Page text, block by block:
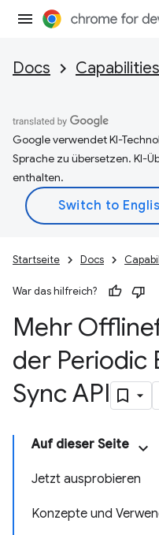
Docs Capabilities
Google verwendet KI-
Sprache zu übersetzen. KI-
enthalten.
Startseite Docs
War das hilfreich?
Mehr
der Periodic
Sync API
Auf dieser Seite
Jetzt ausprobieren
Konzepte und